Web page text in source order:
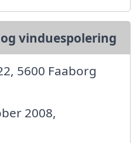
vinduespolering
5600 Faaborg
2008,